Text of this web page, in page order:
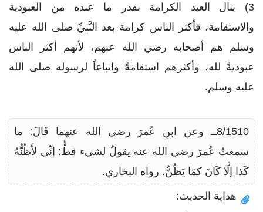
3) ينال العبد الكرامة بقدر ما عنده من العبودية
والاستقامة، فأكثر الناس كرامة بعد النَّبيِّ صلى الله عليه
وسلم هم أصحابه رضي الله عنهم، لأنهم أكثر الناس
عبوديةً لله، وأكثرهم استقامةً واتباعاً لرسوله صلى الله
عليه وسلم.
8/1510ــ وعن ابنِ عُمرَ رضي الله عنهما قَالَ: ما
سمعتُ عُمرَ رضي الله عنه يقولُ لشيء قطُّ: إنِّي لأَظُنُّهُ
كَذا إلَّا كَانَ كمَا يَظُنُّ. رواه البخاري.
هداية الحديث: